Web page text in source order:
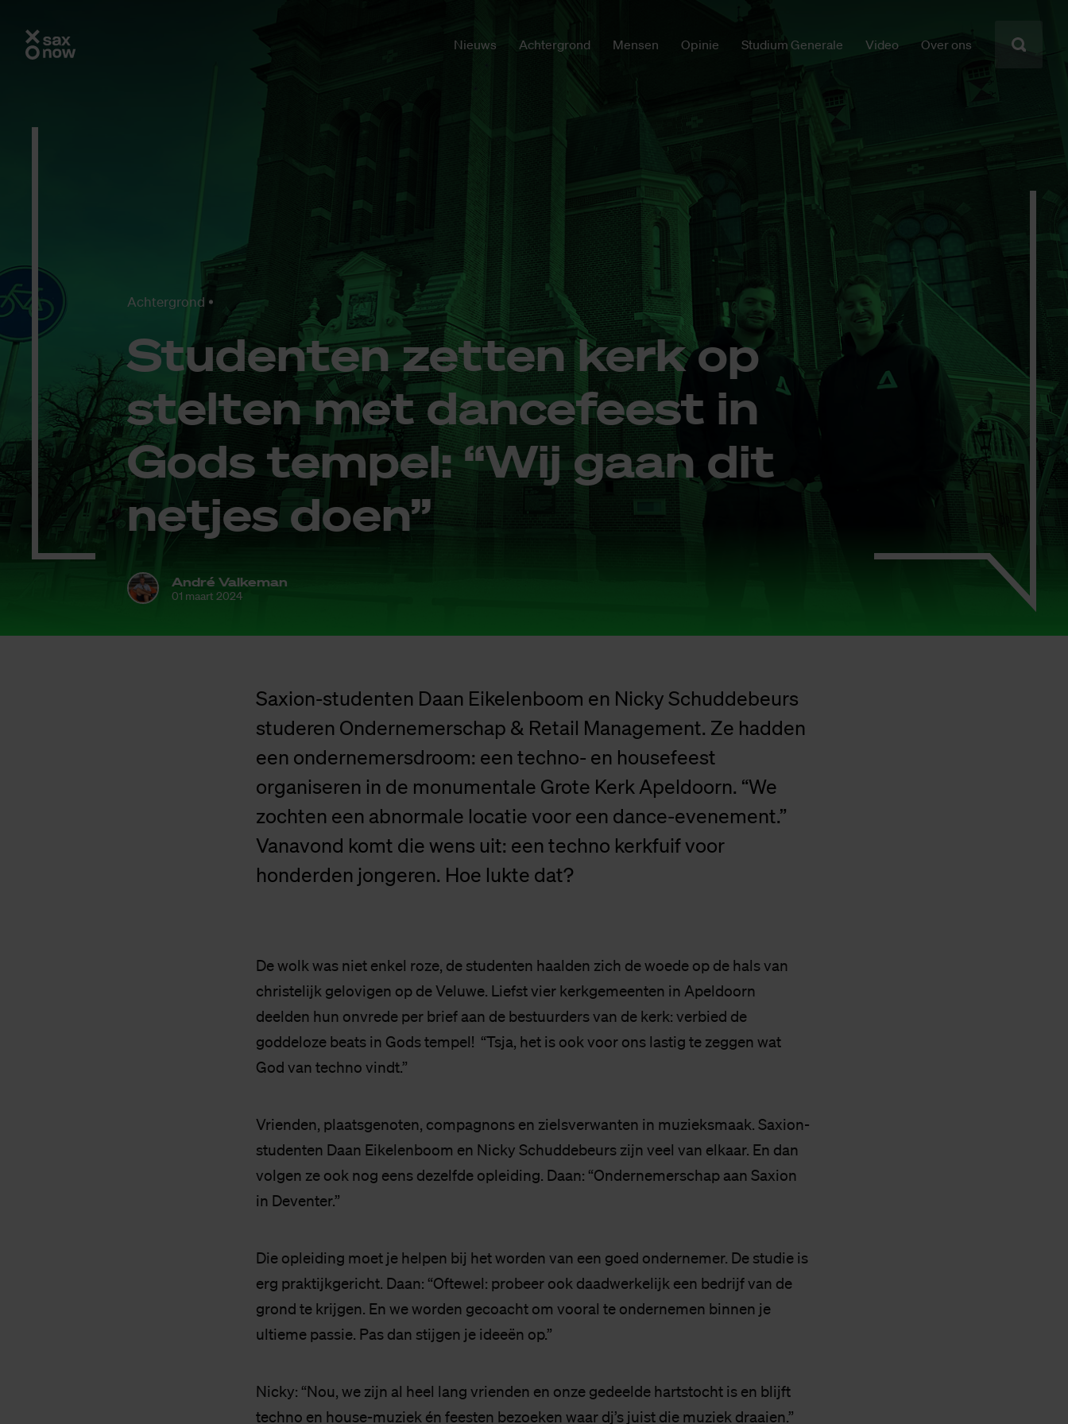
Nieuws Achtergrond Mensen Opinie Studium Generale Video Over ons
Achtergrond
Stu­den­ten zet­ten kerk op
stel­ten met dan­ce­feest in
Gods tem­pel: “Wij gaan dit
net­jes doen”
André Valkeman
01 maart 2024
Saxion-studenten Daan Eikelenboom en Nicky Schuddebeurs
studeren Ondernemerschap & Retail Management. Ze hadden
een ondernemersdroom: een techno- en housefeest
organiseren in de monumentale Grote Kerk Apeldoorn. “We
zochten een abnormale locatie voor een dance-evenement.”
Vanavond komt die wens uit: een techno kerkfuif voor
honderden jongeren. Hoe lukte dat?
De wolk was niet enkel roze, de studenten haalden zich de woede op de hals van
christelijk gelovigen op de Veluwe. Liefst vier kerkgemeenten in Apeldoorn
deelden hun onvrede per brief aan de bestuurders van de kerk: verbied de
goddeloze beats in Gods tempel! “Tsja, het is ook voor ons lastig te zeggen wat
God van techno vindt.”
Vrienden, plaatsgenoten, compagnons en zielsverwanten in muzieksmaak. Saxion-
studenten Daan Eikelenboom en Nicky Schuddebeurs zijn veel van elkaar. En dan
volgen ze ook nog eens dezelfde opleiding. Daan: “Ondernemerschap aan Saxion
in Deventer.”
Die opleiding moet je helpen bij het worden van een goed ondernemer. De studie is
erg praktijkgericht. Daan: “Oftewel: probeer ook daadwerkelijk een bedrijf van de
grond te krijgen. En we worden gecoacht om vooral te ondernemen binnen je
ultieme passie. Pas dan stijgen je ideeën op.”
Nicky: “Nou, we zijn al heel lang vrienden en onze gedeelde hartstocht is en blijft
techno en house-muziek én feesten bezoeken waar dj’s juist die muziek draaien.”